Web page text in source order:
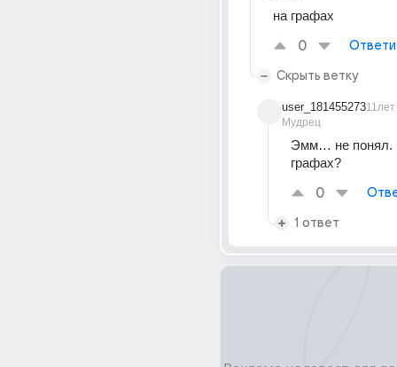
на графах
0
Скрыть ветку
user_181455273
Мудрец
11лет
Эмм… не понял.
графах?
0
1 ответ